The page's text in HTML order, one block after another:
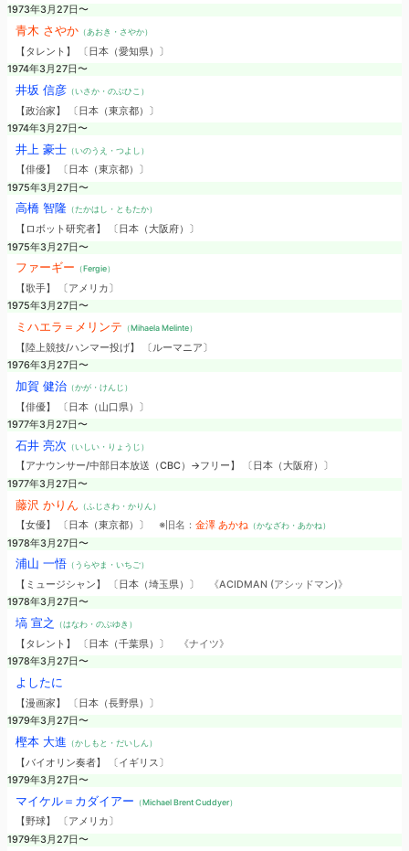
1973年3月27日〜
青木 さやか（あおき・さやか）
【タレント】 〔日本（愛知県）〕
1974年3月27日〜
井坂 信彦（いさか・のぶひこ）
【政治家】 〔日本（東京都）〕
1974年3月27日〜
井上 豪士（いのうえ・つよし）
【俳優】 〔日本（東京都）〕
1975年3月27日〜
高橋 智隆（たかはし・ともたか）
【ロボット研究者】 〔日本（大阪府）〕
1975年3月27日〜
ファーギー （Fergie）
【歌手】 〔アメリカ〕
1975年3月27日〜
ミハエラ＝メリンテ （Mihaela Melinte）
【陸上競技/ハンマー投げ】 〔ルーマニア〕
1976年3月27日〜
加賀 健治（かが・けんじ）
【俳優】 〔日本（山口県）〕
1977年3月27日〜
石井 亮次 （いしい・りょうじ）
【アナウンサー/中部日本放送（CBC）→フリー】 〔日本（大阪府）〕
1977年3月27日〜
藤沢 かりん （ふじさわ・かりん）
【女優】 〔日本（東京都）〕 ※旧名： 金澤 あかね（かなざわ・あかね）
1978年3月27日〜
浦山 一悟（うらやま・いちご）
【ミュージシャン】 〔日本（埼玉県）〕
《ACIDMAN (アシッドマン)》
1978年3月27日〜
塙 宣之 （はなわ・のぶゆき）
【タレント】 〔日本（千葉県）〕
《ナイツ》
1978年3月27日〜
よしたに
【漫画家】 〔日本（長野県）〕
1979年3月27日〜
樫本 大進 （かしもと・だいしん）
【バイオリン奏者】 〔イギリス〕
1979年3月27日〜
マイケル＝カダイアー （Michael Brent Cuddyer）
【野球】 〔アメリカ〕
1979年3月27日〜